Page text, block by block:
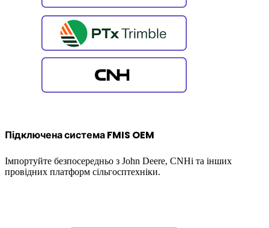
Підключена система FMIS OEM
Імпортуйте безпосередньо з John Deere, CNHi та інших
провідних платформ сільгосптехніки.